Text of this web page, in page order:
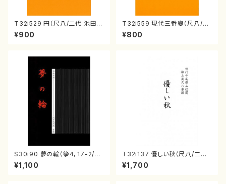
T32i529 円（尺八/二代 池田静
山/楽譜）都山流公刊楽譜曲番:2
238
¥900
T32i559 現代三番叟（尺八/杵
屋正邦/楽譜）都山流公刊楽譜曲
番:2269
¥800
S30i90 夢の輪（箏4，17-2/沢
井比河流/楽譜）
¥1,100
T32i137 優しい秋（尺八/二代
山本邦山/尺八/都山式譜）都山
流公刊楽譜曲番:586
¥1,700